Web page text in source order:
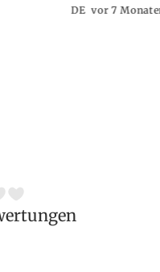
DE vor 7